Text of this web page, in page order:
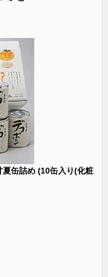
缶詰め (10缶入り(化粧